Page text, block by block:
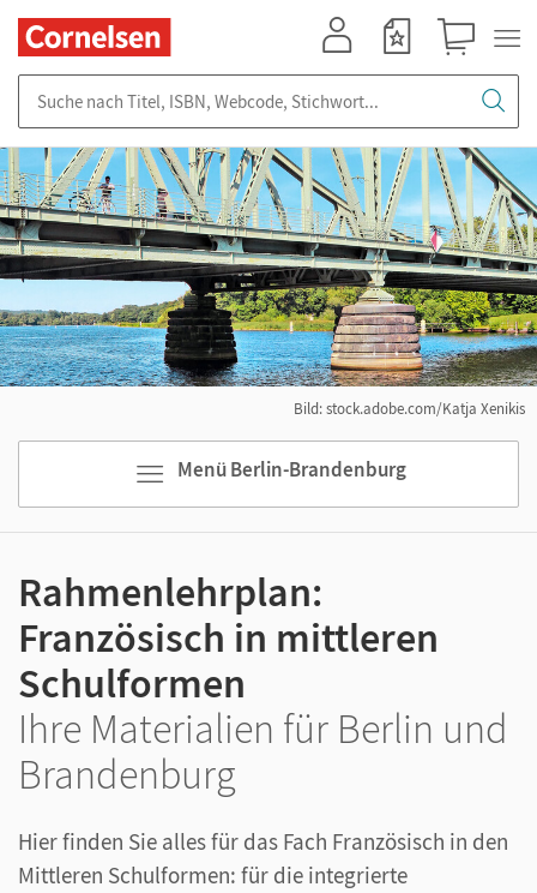
Menü Berlin-Brandenburg
Bild: stock.adobe.com/Katja Xenikis
Rahmenlehrplan:
Französisch in mittleren
Schulformen
Ihre Materialien für Berlin und
Brandenburg
Hier finden Sie alles für das Fach Französisch in den
Mittleren Schulformen: für die integrierte